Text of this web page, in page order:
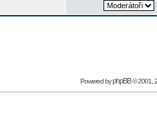
Powered byphpBB© 2001,